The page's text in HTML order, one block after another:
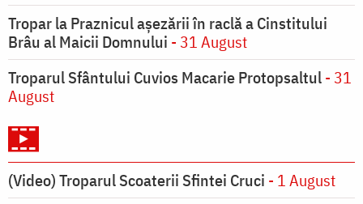
Tropar la Praznicul aşezării în raclă a Cinstitului
Brâu al Maicii Domnului - 31 August
Troparul Sfântului Cuvios Macarie Protopsaltul- 31
August
(Video) Troparul Scoaterii Sfintei Cruci - 1 August